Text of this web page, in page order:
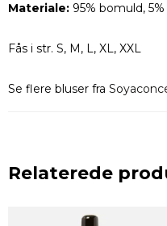
Materiale: 95% bomuld,
Fås i str. S, M, L, XL, XXL
Se flere bluser fra
Relaterede